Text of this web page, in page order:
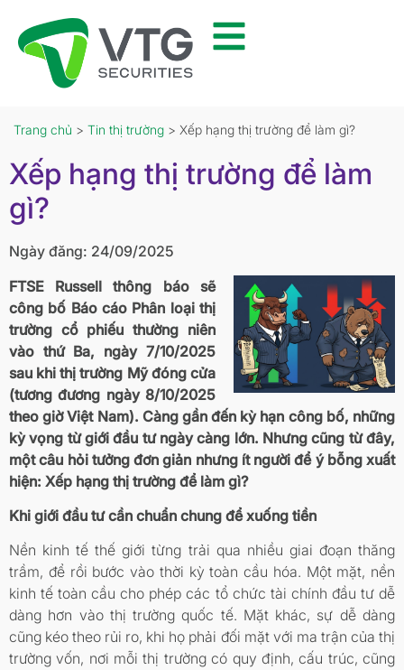
Trang chủ > Tin thị trường > Xếp hạng thị trường để làm gì?
Xếp hạng thị trường để làm
gì?
Ngày đăng: 24/09/2025
FTSE Russell thông báo sẽ
công bố Báo cáo Phân loại thị
trường cổ phiếu thường niên
vào thứ Ba, ngày 7/10/2025
sau khi thị trường Mỹ đóng cửa
(tương đương ngày 8/10/2025
theo giờ Việt Nam). Càng gần đến kỳ hạn công bố, những
kỳ vọng từ giới đầu tư ngày càng lớn. Nhưng cũng từ đây,
một câu hỏi tưởng đơn giản nhưng ít người để ý bỗng xuất
hiện: Xếp hạng thị trường để làm gì?
Khi giới đầu tư cần chuẩn chung để xuống tiền
Nền kinh tế thế giới từng trải qua nhiều giai đoạn thăng
trầm, để rồi bước vào thời kỳ toàn cầu hóa. Một mặt, nền
kinh tế toàn cầu cho phép các tổ chức tài chính đầu tư dễ
dàng hơn vào thị trường quốc tế. Mặt khác, sự dễ dàng
cũng kéo theo rủi ro, khi họ phải đối mặt với ma trận của thị
trường vốn, nơi mỗi thị trường có quy định, cấu trúc, cũng